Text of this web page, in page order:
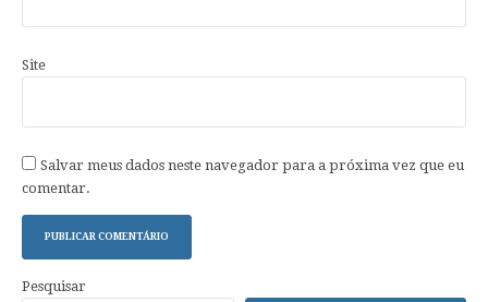
Site
Salvar meus dados neste navegador para a próxima vez que eu
comentar.
Pesquisar